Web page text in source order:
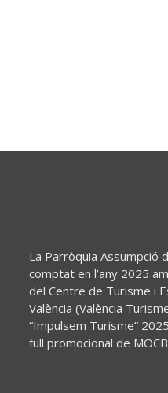
La Parròquia Assumpció
comptat en l’any 2025
del Centre de Turisme i
València (València
“Impulsem Turisme”
full promocional de